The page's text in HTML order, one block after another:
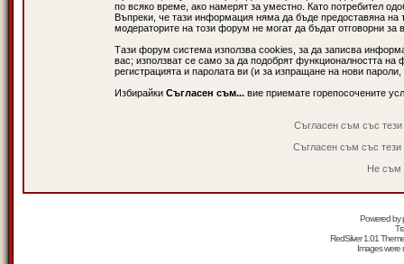
по всяко време, ако намерят за уместно. Като потребител
Въпреки, че тази информация няма да бъде предоставяна
модераторите на този форум не могат да бъдат отговорни за
Тази форум система използва cookies, за да записва
вас; използват се само за да подобрят функционалността
регистрацията и паролата ви (и за изпращане на нови
Избирайки Съгласен съм... вие приемате горепосочените
Съгласен съм със
Съгласен съм със
Не съм
Powered by
RedSilver 1.01
Images were